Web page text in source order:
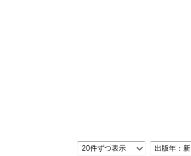
20件ずつ表示 出版年：